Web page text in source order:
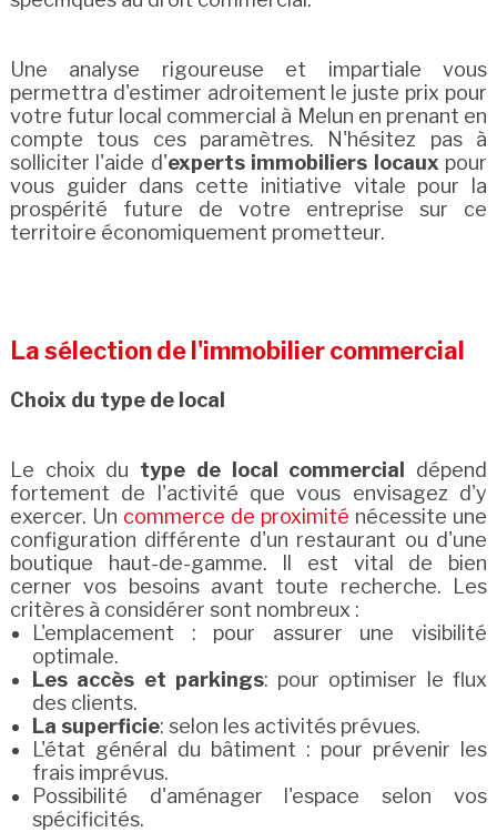
Une analyse rigoureuse et impartiale vous
permettra d'estimer adroitement le juste prix pour
votre futur local commercial à Melun en prenant en
compte tous ces paramètres. N'hésitez pas à
solliciter l'aide d'experts immobiliers locaux pour
vous guider dans cette initiative vitale pour la
prospérité future de votre entreprise sur ce
territoire économiquement prometteur.
La sélection de l'immobilier commercial
Choix du type de local
Le choix du type de local commercial
dépend
fortement de l'activité que vous envisagez d'y
exercer. Un commerce de proximité nécessite une
configuration différente d'un restaurant ou d'une
boutique haut-de-gamme. Il est vital de bien
cerner vos besoins avant toute recherche. Les
critères à considérer sont nombreux :
L'emplacement : pour assurer une visibilité
optimale.
Les accès et parkings: pour optimiser le flux
des clients.
La superficie: selon les activités prévues.
L'état général du bâtiment : pour prévenir les
frais imprévus.
Possibilité d'aménager l'espace selon vos
spécificités.